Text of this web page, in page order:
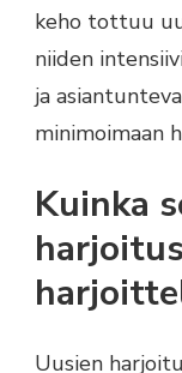
keho tottuu
niiden
ja
minimoimaan
Kuinka
Uusien